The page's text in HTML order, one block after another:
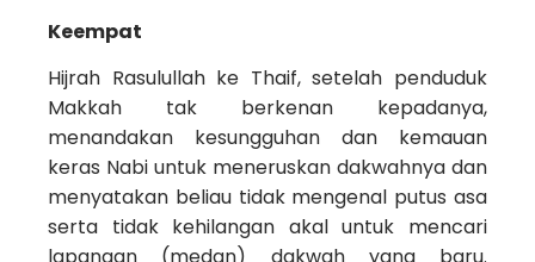
Keempat
Hijrah Rasulullah ke Thaif, setelah penduduk
Makkah tak berkenan kepadanya,
menandakan kesungguhan dan kemauan
keras Nabi untuk meneruskan dakwahnya dan
menyatakan beliau tidak mengenal putus asa
serta tidak kehilangan akal untuk mencari